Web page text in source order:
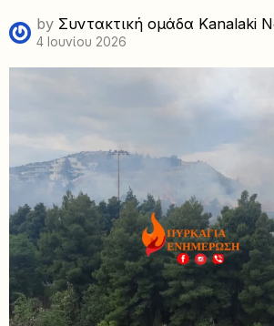
by Συντακτική ομάδα Kanalaki
4 Ιουνίου 2026